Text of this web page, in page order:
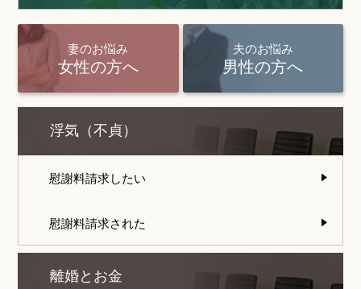
妻のお悩み
女性の方へ
夫のお悩み
男性の方へ
浮気（不貞）
慰謝料請求したい
慰謝料請求された
離婚とお金